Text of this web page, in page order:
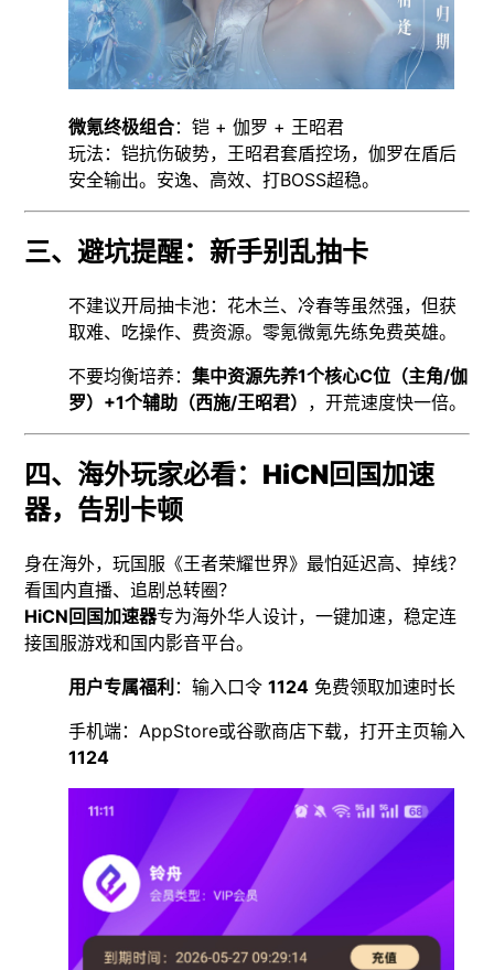
微氪终极组合：铠 + 伽罗 + 王昭君
玩法：铠抗伤破势，王昭君套盾控场，伽罗在盾后
安全输出。安逸、高效、打BOSS超稳。
三、避坑提醒：新手别乱抽卡
不建议开局抽卡池：花木兰、冷春等虽然强，但获
取难、吃操作、费资源。零氪微氪先练免费英雄。
不要均衡培养：集中资源先养1个核心C位（主角/伽
罗）+1个辅助（西施/王昭君） ，开荒速度快一倍。
四、海外玩家必看：HiCN回国加速
器，告别卡顿
身在海外，玩国服《王者荣耀世界》最怕延迟高、掉线？
看国内直播、追剧总转圈？
HiCN回国加速器专为海外华人设计，一键加速，稳定连
接国服游戏和国内影音平台。
用户专属福利 ：输入口令1124 免费领取加速时长
手机端：AppStore或谷歌商店下载，打开主页输入
1124